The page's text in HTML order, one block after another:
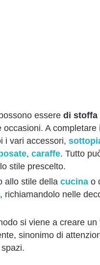
essere di stoffa
occasioni. A completare
i vari accessori,
, caraffe. Tutto
stile prescelto.
allo stile della cucina o
, richiamandolo nelle
si viene a creare un
sinonimo di